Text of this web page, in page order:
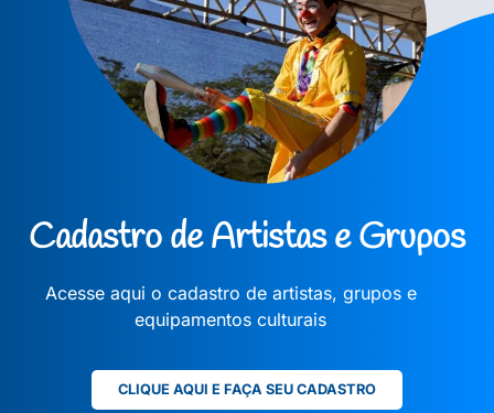
Cadastro de Artistas e Grupos
Acesse aqui o cadastro de artistas, grupos e
equipamentos culturais
CLIQUE AQUI E FAÇA SEU CADASTRO